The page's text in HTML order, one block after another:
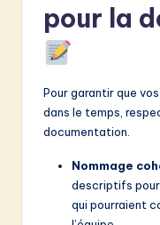
pour la
Pour garantir que
dans le temps,
documentation.
Nommage
descriptifs
qui pourraient